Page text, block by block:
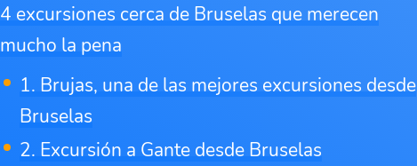
4 excursiones cerca de Bruselas que merecen
mucho la pena
1. Brujas, una de las mejores excursiones desde
Bruselas
2. Excursión a Gante desde Bruselas